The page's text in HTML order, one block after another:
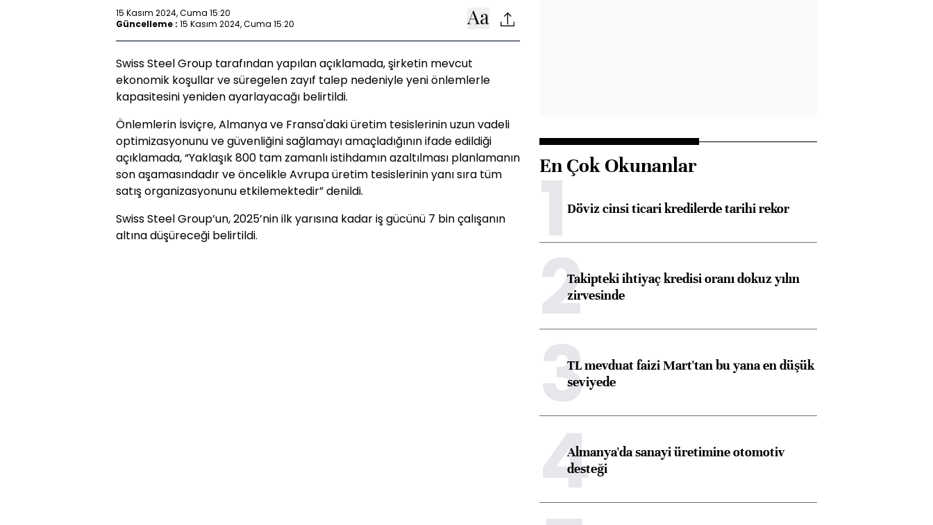
15 Kasım 2024, Cuma 15:20
Güncelleme : 15 Kasım 2024, Cuma 15:20
Swiss Steel Group tarafından yapılan açıklamada, şirketin mevcut
ekonomik koşullar ve süregelen zayıf talep nedeniyle yeni önlemlerle
kapasitesini yeniden ayarlayacağı belirtildi.
Önlemlerin İsviçre, Almanya ve Fransa'daki üretim tesislerinin uzun vadeli
optimizasyonunu ve güvenliğini sağlamayı amaçladığının ifade edildiği
açıklamada, “Yaklaşık 800 tam zamanlı istihdamın azaltılması planlamanın
son aşamasındadır ve öncelikle Avrupa üretim tesislerinin yanı sıra tüm
satış organizasyonunu etkilemektedir” denildi.
Swiss Steel Group’un, 2025’nin ilk yarısına kadar iş gücünü 7 bin çalışanın
altına düşüreceği belirtildi.
En Çok Okunanlar
1Döviz cinsi ticari kredilerde tarihi rekor
2Takipteki ihtiyaç kredisi oranı dokuz yılın
zirvesinde
3TL mevduat faizi Mart'tan bu yana en düşük
seviyede
4Almanya'da sanayi üretimine otomotiv
desteği